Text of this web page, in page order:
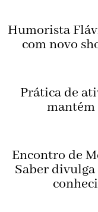
Humorista
com novo
Prática de
mantém
Encontro de
Saber divulga